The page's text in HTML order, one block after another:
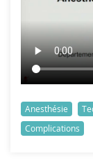
Anesthésie
Complications